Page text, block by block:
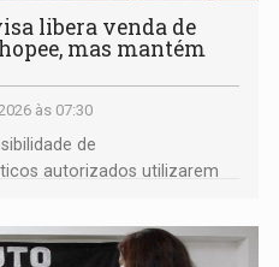
libera venda de
mas mantém
às 07:30
de
autorizados utilizarem